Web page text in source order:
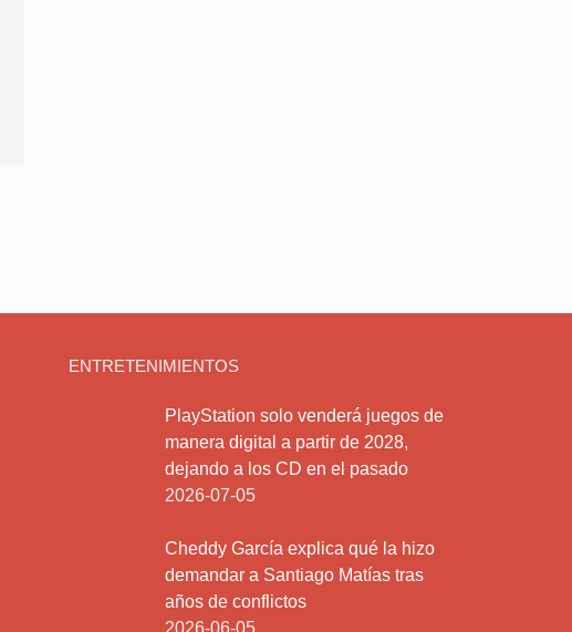
ENTRETENIMIENTOS
PlayStation solo venderá juegos de
manera digital a partir de 2028,
dejando a los CD en el pasado
2026-07-05
Cheddy García explica qué la hizo
demandar a Santiago Matías tras
años de conflictos
2026-06-05